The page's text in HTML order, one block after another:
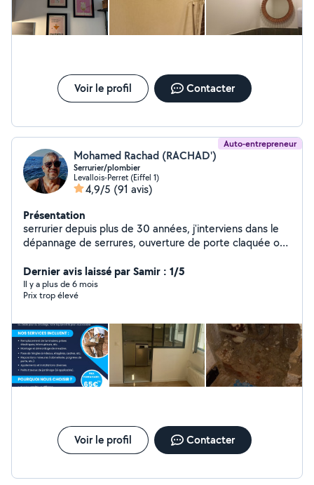
Voir le profil Contacter
Auto-entrepreneur
Mohamed Rachad (RACHAD')
Serrurier/plombier
Levallois-Perret (Eiffel 1)
4,9/5 (91 avis)
Présentation
serrurier depuis plus de 30 années, j'interviens dans le
dépannage de serrures, ouverture de porte claquée ou
domaine de la plomberie et installation sanitaire, ainsi
que le bricolage en tous genre. En cas d'urgence vous
pouvez me contacter par téléphone
Dernier avis laissé par Samir : 1/5
Il y a plus de 6 mois
Prix trop élevé
Voir le profil Contacter